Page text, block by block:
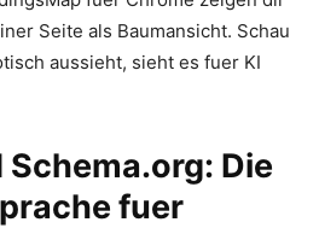
Seite als Baumansicht. Schau
aussieht, sieht es fuer KI
Schema.org: Die
fuer